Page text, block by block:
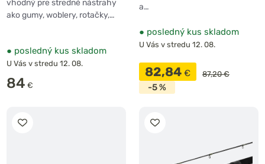
vhodný pre stredné nástrahy
ako gumy, woblery, rotačky,…
● posledný kus skladom
U Vás v stredu 12. 08.
84 €
a…
● posledný kus skladom
U Vás v stredu 12. 08.
82,84 € 87,20 €
-5 %